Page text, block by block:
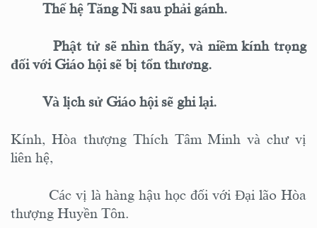
Thế hệ Tăng Ni sau phải gánh.
Phật tử sẽ nhìn thấy, và niềm kính trọng
đối với Giáo hội sẽ bị tổn thương.
Và lịch sử Giáo hội sẽ ghi lại.
Kính, Hòa thượng Thích Tâm Minh và chư vị
liên hệ,
Các vị là hàng hậu học đối với Đại lão Hòa
thượng Huyền Tôn.